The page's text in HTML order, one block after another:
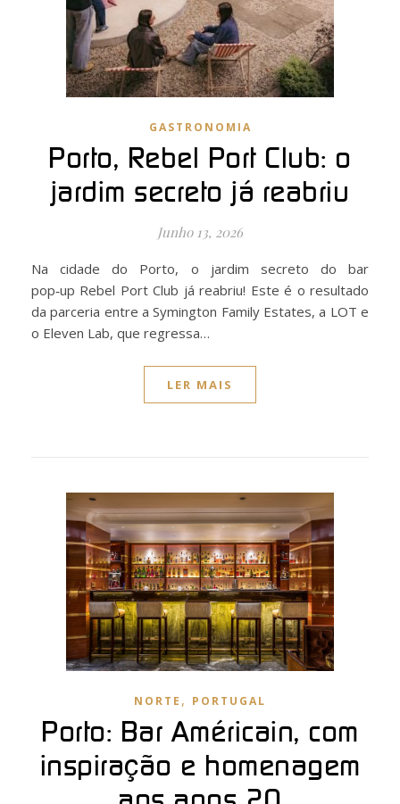
GASTRONOMIA
Porto, Rebel Port Club: o
jardim secreto já reabriu
Junho 13, 2026
Na cidade do Porto, o jardim secreto do bar
pop‑up Rebel Port Club já reabriu! Este é o resultado
da parceria entre a Symington Family Estates, a LOT e
o Eleven Lab, que regressa…
LER MAIS
NORTE , PORTUGAL
Porto: Bar Américain, com
inspiração e homenagem